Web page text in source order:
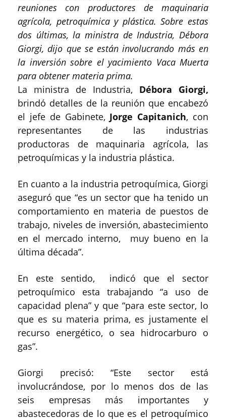
reuniones con productores de maquinaria
agrícola, petroquímica y plástica. Sobre estas
dos últimas, la ministra de Industria, Débora
Giorgi, dijo que se están involucrando más en
la inversión sobre el yacimiento Vaca Muerta
para obtener materia prima.
La ministra de Industria, Débora Giorgi,
brindó detalles de la reunión que encabezó
el jefe de Gabinete, Jorge Capitanich, con
representantes de las industrias
productoras de maquinaria agrícola, las
petroquímicas y la industria plástica.
En cuanto a la industria petroquímica, Giorgi
aseguró que “es un sector que ha tenido un
comportamiento en materia de puestos de
trabajo, niveles de inversión, abastecimiento
en el mercado interno, muy bueno en la
última década”.
En este sentido, indicó que el sector
petroquímico esta trabajando “a uso de
capacidad plena” y que “para este sector, lo
que es su materia prima, es justamente el
recurso energético, o sea hidrocarburo o
gas”.
Giorgi precisó: “Este sector está
involucrándose, por lo menos dos de las
seis empresas más importantes y
abastecedoras de lo que es el petroquímico